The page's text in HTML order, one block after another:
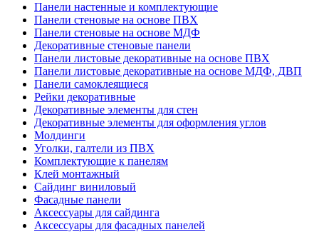
Панели настенные и комплектующие
Панели стеновые на основе ПВХ
Панели стеновые на основе МДФ
Декоративные стеновые панели
Панели листовые декоративные на основе ПВХ
Панели листовые декоративные на основе МДФ, ДВП
Панели самоклеящиеся
Рейки декоративные
Декоративные элементы для стен
Декоративные элементы для оформления углов
Молдинги
Уголки, галтели из ПВХ
Комплектующие к панелям
Клей монтажный
Сайдинг виниловый
Фасадные панели
Аксессуары для сайдинга
Аксессуары для фасадных панелей